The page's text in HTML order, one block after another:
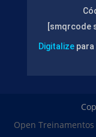
[smqrcode
Digitalize para
Open